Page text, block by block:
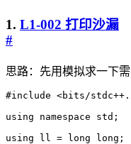
1. L1-002 打印沙漏
#
思路：先用模拟求一下
#include <bits/
using
namespace std ;
using
ll = long long ;